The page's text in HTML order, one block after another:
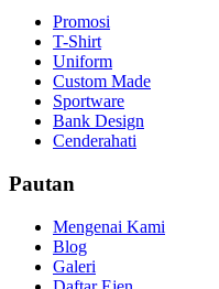
Promosi
T-Shirt
Uniform
Custom Made
Sportware
Bank Design
Cenderahati
Pautan
Mengenai Kami
Blog
Galeri